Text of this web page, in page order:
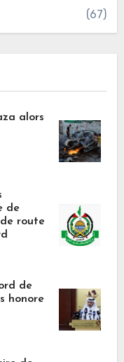
(67)
alors
de
route
de
honore